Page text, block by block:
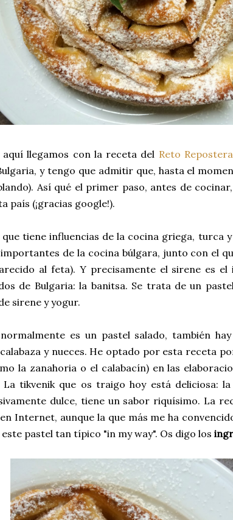
aquí llegamos con la receta del Reto
y tengo que admitir que, hasta el
Así qué el primer paso, antes de
país (¡gracias google!).
tiene influencias de la cocina griega, turca
de la cocina búlgara, junto con el
al feta). Y precisamente el sirene es
de Bulgaria: la banitsa. Se trata de un
sirene y yogur.
es un pastel salado, también
y nueces. He optado por esta receta
la zanahoria o el calabacín) en las
tikvenik que os traigo hoy está deliciosa:
dulce, tiene un sabor riquísimo. La
Internet, aunque la que más me ha
pastel tan típico "in my way". Os digo los